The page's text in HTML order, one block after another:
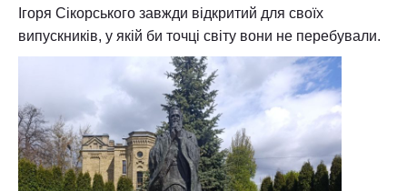
Ігоря Сікорського завжди відкритий для своїх
випускників, у якій би точці світу вони не перебували.